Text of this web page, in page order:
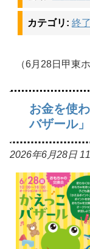
カテゴリ: 終
（6月28日甲東
お金を使
バザール」
2026年6月28日